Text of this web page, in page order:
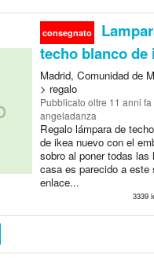
consegnato
techo blanco de
Madrid, Comunidad de
> regalo
Pubblicato oltre 11 anni fa
angeladanza
Regalo lámpara de
de ikea nuevo con el
sobro al poner todas las
casa es parecido a este
enlace...
3339